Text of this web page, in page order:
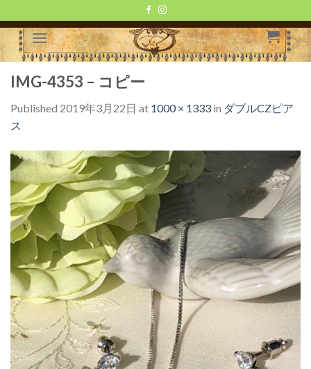
to
content
IMG-4353 – コピー
Published 2019年3月22日 at 1000 × 1333 in ダブルCZピア
ス